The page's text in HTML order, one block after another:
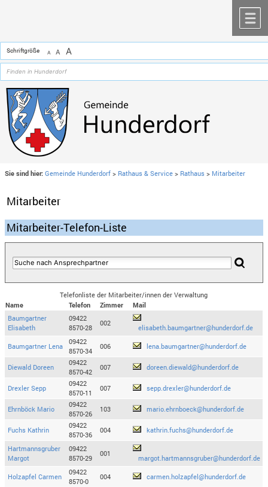
Schriftgröße A A A
Sie sind hier: Gemeinde Hunderdorf > Rathaus & Service > Rathaus > Mitarbeiter
Mitarbeiter
Mitarbeiter-Telefon-Liste
Telefonliste der Mitarbeiter/innen der Verwaltung
Name
Telefon Zimmer
Mail
Baumgartner
Elisabeth
09422
8570-28
002
elisabeth.baumgartner@hunderdorf.de
Baumgartner Lena
09422
8570-34
006 lena.baumgartner@hunderdorf.de
Diewald Doreen
09422
8570-42
007 doreen.diewald@hunderdorf.de
Drexler Sepp
09422
8570-11
007 sepp.drexler@hunderdorf.de
Ehrnböck Mario
09422
8570-26
103 mario.ehrnboeck@hunderdorf.de
Fuchs Kathrin
09422
8570-36
004 kathrin.fuchs@hunderdorf.de
Hartmannsgruber
Margot
09422
8570-29
001
margot.hartmannsgruber@hunderdorf.de
Holzapfel Carmen
09422
8570-0
004 carmen.holzapfel@hunderdorf.de